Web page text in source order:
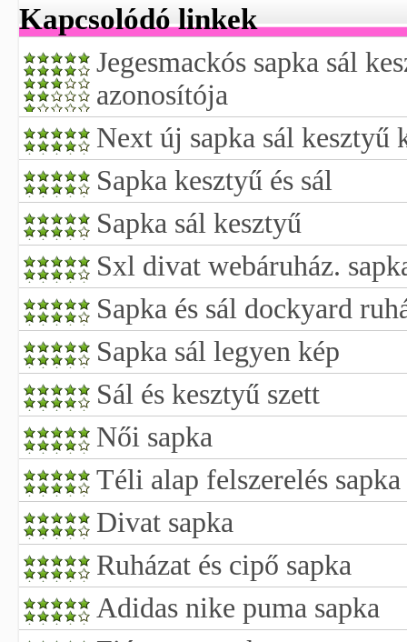
Kapcsolódó linkek
Jegesmackós sapka sál
azonosítója
Next új sapka sál kesztyű
Sapka kesztyű és sál
Sapka sál kesztyű
Sxl divat webáruház.
Sapka és sál dockyard
Sapka sál legyen kép
Sál és kesztyű szett
Női sapka
Téli alap felszerelés sapka
Divat sapka
Ruházat és cipő sapka
Adidas nike puma sapka